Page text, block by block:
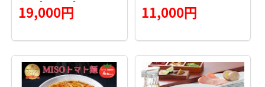
袋）【0311301】
19,000円 11,000円